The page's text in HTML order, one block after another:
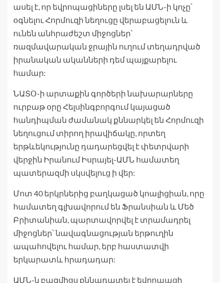
ասել է, որ եվրոպացիները լսել են ԱՄՆ-ի կոչը՝
օգնելու Հորմուզի նեղուցը վերաբացելուն և
ունեն անհրաժեշտ միջոցներ՝
ռազմավարական ջրային ուղում տեղադրված
իրանական ականների դեմ պայքարելու
համար:
ՆԱՏՕ-ի արտաքին գործերի նախարարները
ուրբաթ օրը Հելսինգբորգում կայացած
հանդիպման ժամանակ քննարկել են Հորմուզի
նեղուցում տիրող իրավիճակը, որտեղ
երթևեկությունը դադարեցվել է փետրվարի
վերջին Իրանում Իսրայել-ԱՄՆ համատեղ
պատերազմի սկսվելուց ի վեր:
Մոտ 40 երկրներից բաղկացած կոալիցիան, որը
համատեղ գլխավորում են Ֆրանսիան և Մեծ
Բրիտանիան, պարտավորվել է տրամադրել
միջոցներ՝ նավագնացության երթուղին
ապահովելու համար, երբ հաստատվի
երկարատև հրադադար:
ԱՄՆ-ն բազմիցս քննադատել է եվրոպացի